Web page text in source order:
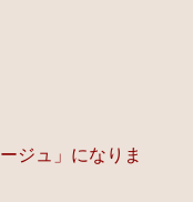
ジュ」になりま